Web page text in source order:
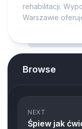
rehabilitacji.
Warszawie
Browse
NEXT
Śpiew jak